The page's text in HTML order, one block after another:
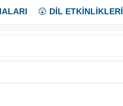
😲 DİL ETKİNLİKLERİ